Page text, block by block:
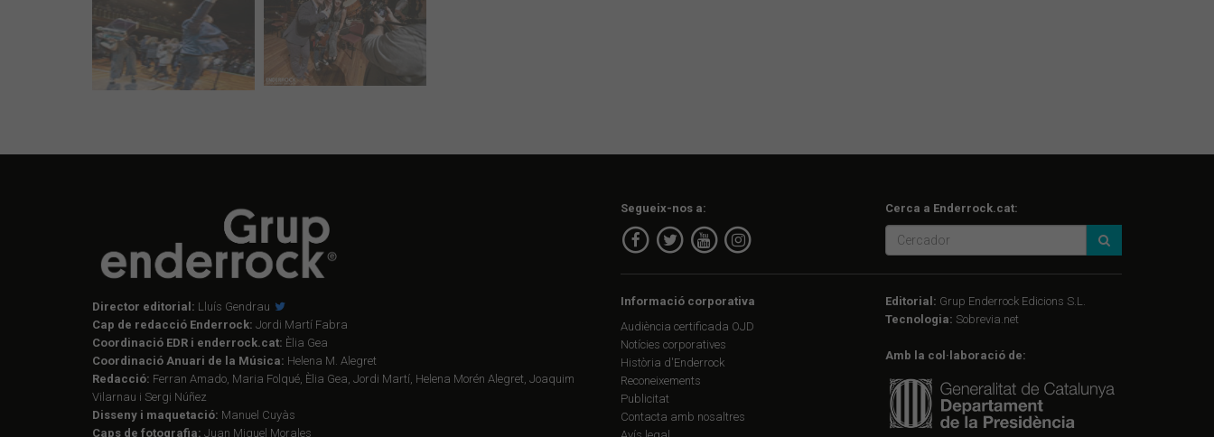
Director editorial: Lluís Gendrau
Cap de redacció Enderrock: Jordi Martí Fabra
Coordinació EDR i enderrock.cat: Èlia Gea
Coordinació Anuari de la Música: Helena M. Alegret
Redacció: Ferran Amado, Maria Folqué, Èlia Gea, Jordi Martí, Helena Morén Alegret, Joaquim
Vilarnau i Sergi Núñez
Disseny i maquetació: Manuel Cuyàs
Caps de fotografia: Juan Miguel Morales
Segueix-nos a: Cerca a Enderrock.cat:
Informació corporativa
Audiència certificada OJD
Notícies corporatives
Història d'Enderrock
Reconeixements
Publicitat
Contacta amb nosaltres
Editorial: Grup Enderrock Edicions S.L.
Tecnologia: Sobrevia.net
Amb la col·laboració de: